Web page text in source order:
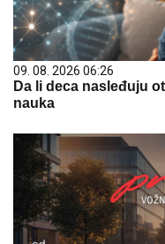
09. 08. 2026 06:26
Da li deca nasleđuju
nauka